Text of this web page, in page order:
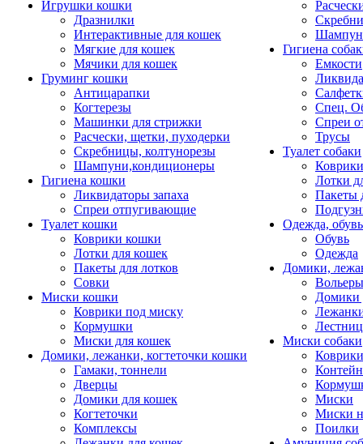
Игрушки кошки
Дразнилки
Интерактивные для кошек
Мягкие для кошек
Мячики для кошек
Груминг кошки
Антицарапки
Когтерезы
Машинки для стрижки
Расчески, щетки, пуходерки
Скребницы, колтунорезы
Шампуни,кондиционеры
Гигиена кошки
Ликвидаторы запаха
Спреи отпугивающие
Туалет кошки
Коврики кошки
Лотки для кошек
Пакеты для лотков
Совки
Миски кошки
Коврики под миску
Кормушки
Миски для кошек
Домики, лежанки, когтеточки кошки
Гамаки, тоннели
Дверцы
Домики для кошек
Когтеточки
Комплексы
Гигиена
Емкости
Спец.
Спреи
Трусы
Туалет собаки
Коврики
Лотки
Пакеты
Одежда, обувь
Обувь
Одежда
Домики,
Домики
Миски собаки
Миски
Миски
Поилки